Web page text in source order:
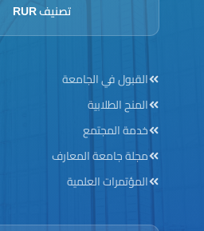
تصنيف RUR
Footer menu
القبول في الجامعة
المنح الطلابية
خدمة المجتمع
مجلة جامعة المعارف
المؤتمرات العلمية